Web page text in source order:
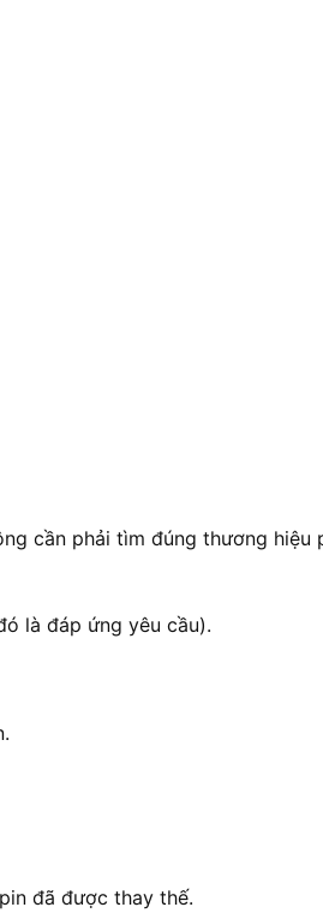
cần phải tìm đúng thương hiệu
là đáp ứng yêu cầu).
đã được thay thế.